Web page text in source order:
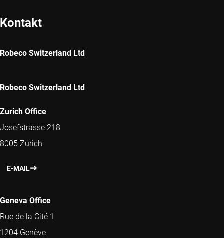
Kontakt
Robeco Switzerland Ltd
Robeco Switzerland Ltd
Zurich Office
Josefstrasse 218
8005 Zürich
E-MAIL
Geneva Office
Rue de la Cité 1
1204 Genève